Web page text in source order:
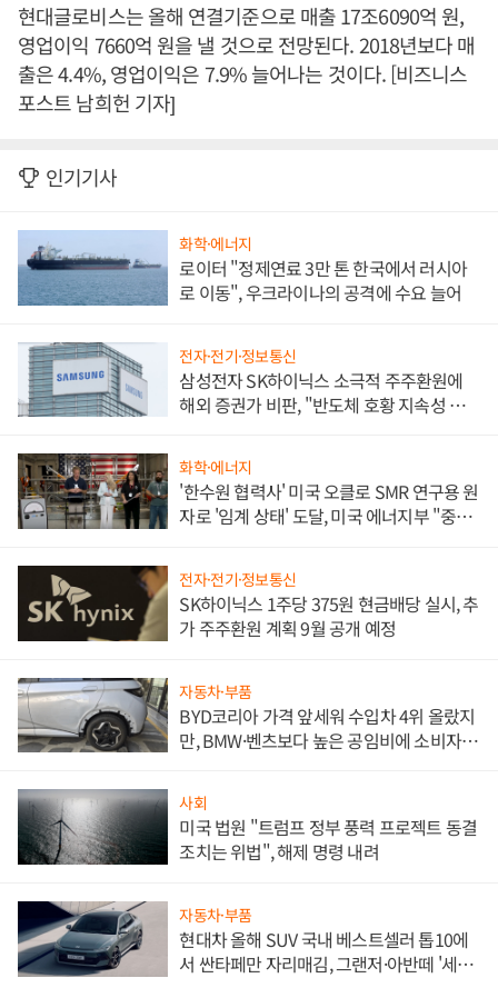
현대글로비스는 올해 연결기준으로 매출 17조6090억 원,
영업이익 7660억 원을 낼 것으로 전망된다. 2018년보다 매
출은 4.4%, 영업이익은 7.9% 늘어나는 것이다. [비즈니스
포스트 남희헌 기자]
인기기사
화학·에너지
로이터 "정제연료 3만 톤 한국에서 러시아
로 이동", 우크라이나의 공격에 수요 늘어
전자·전기·정보통신
삼성전자 SK하이닉스 소극적 주주환원에
해외 증권가 비판, "반도체 호황 지속성 의
화학·에너지
'한수원 협력사' 미국 오클로 SMR 연구용 원
자로 '임계 상태' 도달, 미국 에너지부 "중요
전자·전기·정보통신
SK하이닉스 1주당 375원 현금배당 실시, 추
가 주주환원 계획 9월 공개 예정
자동차·부품
BYD코리아 가격 앞세워 수입차 4위 올랐지
만, BMW·벤츠보다 높은 공임비에 소비자
사회
미국 법원 "트럼프 정부 풍력 프로젝트 동결
조치는 위법", 해제 명령 내려
자동차·부품
현대차 올해 SUV 국내 베스트셀러 톱10에
서 싼타페만 자리매김, 그랜저·아반떼 '세단